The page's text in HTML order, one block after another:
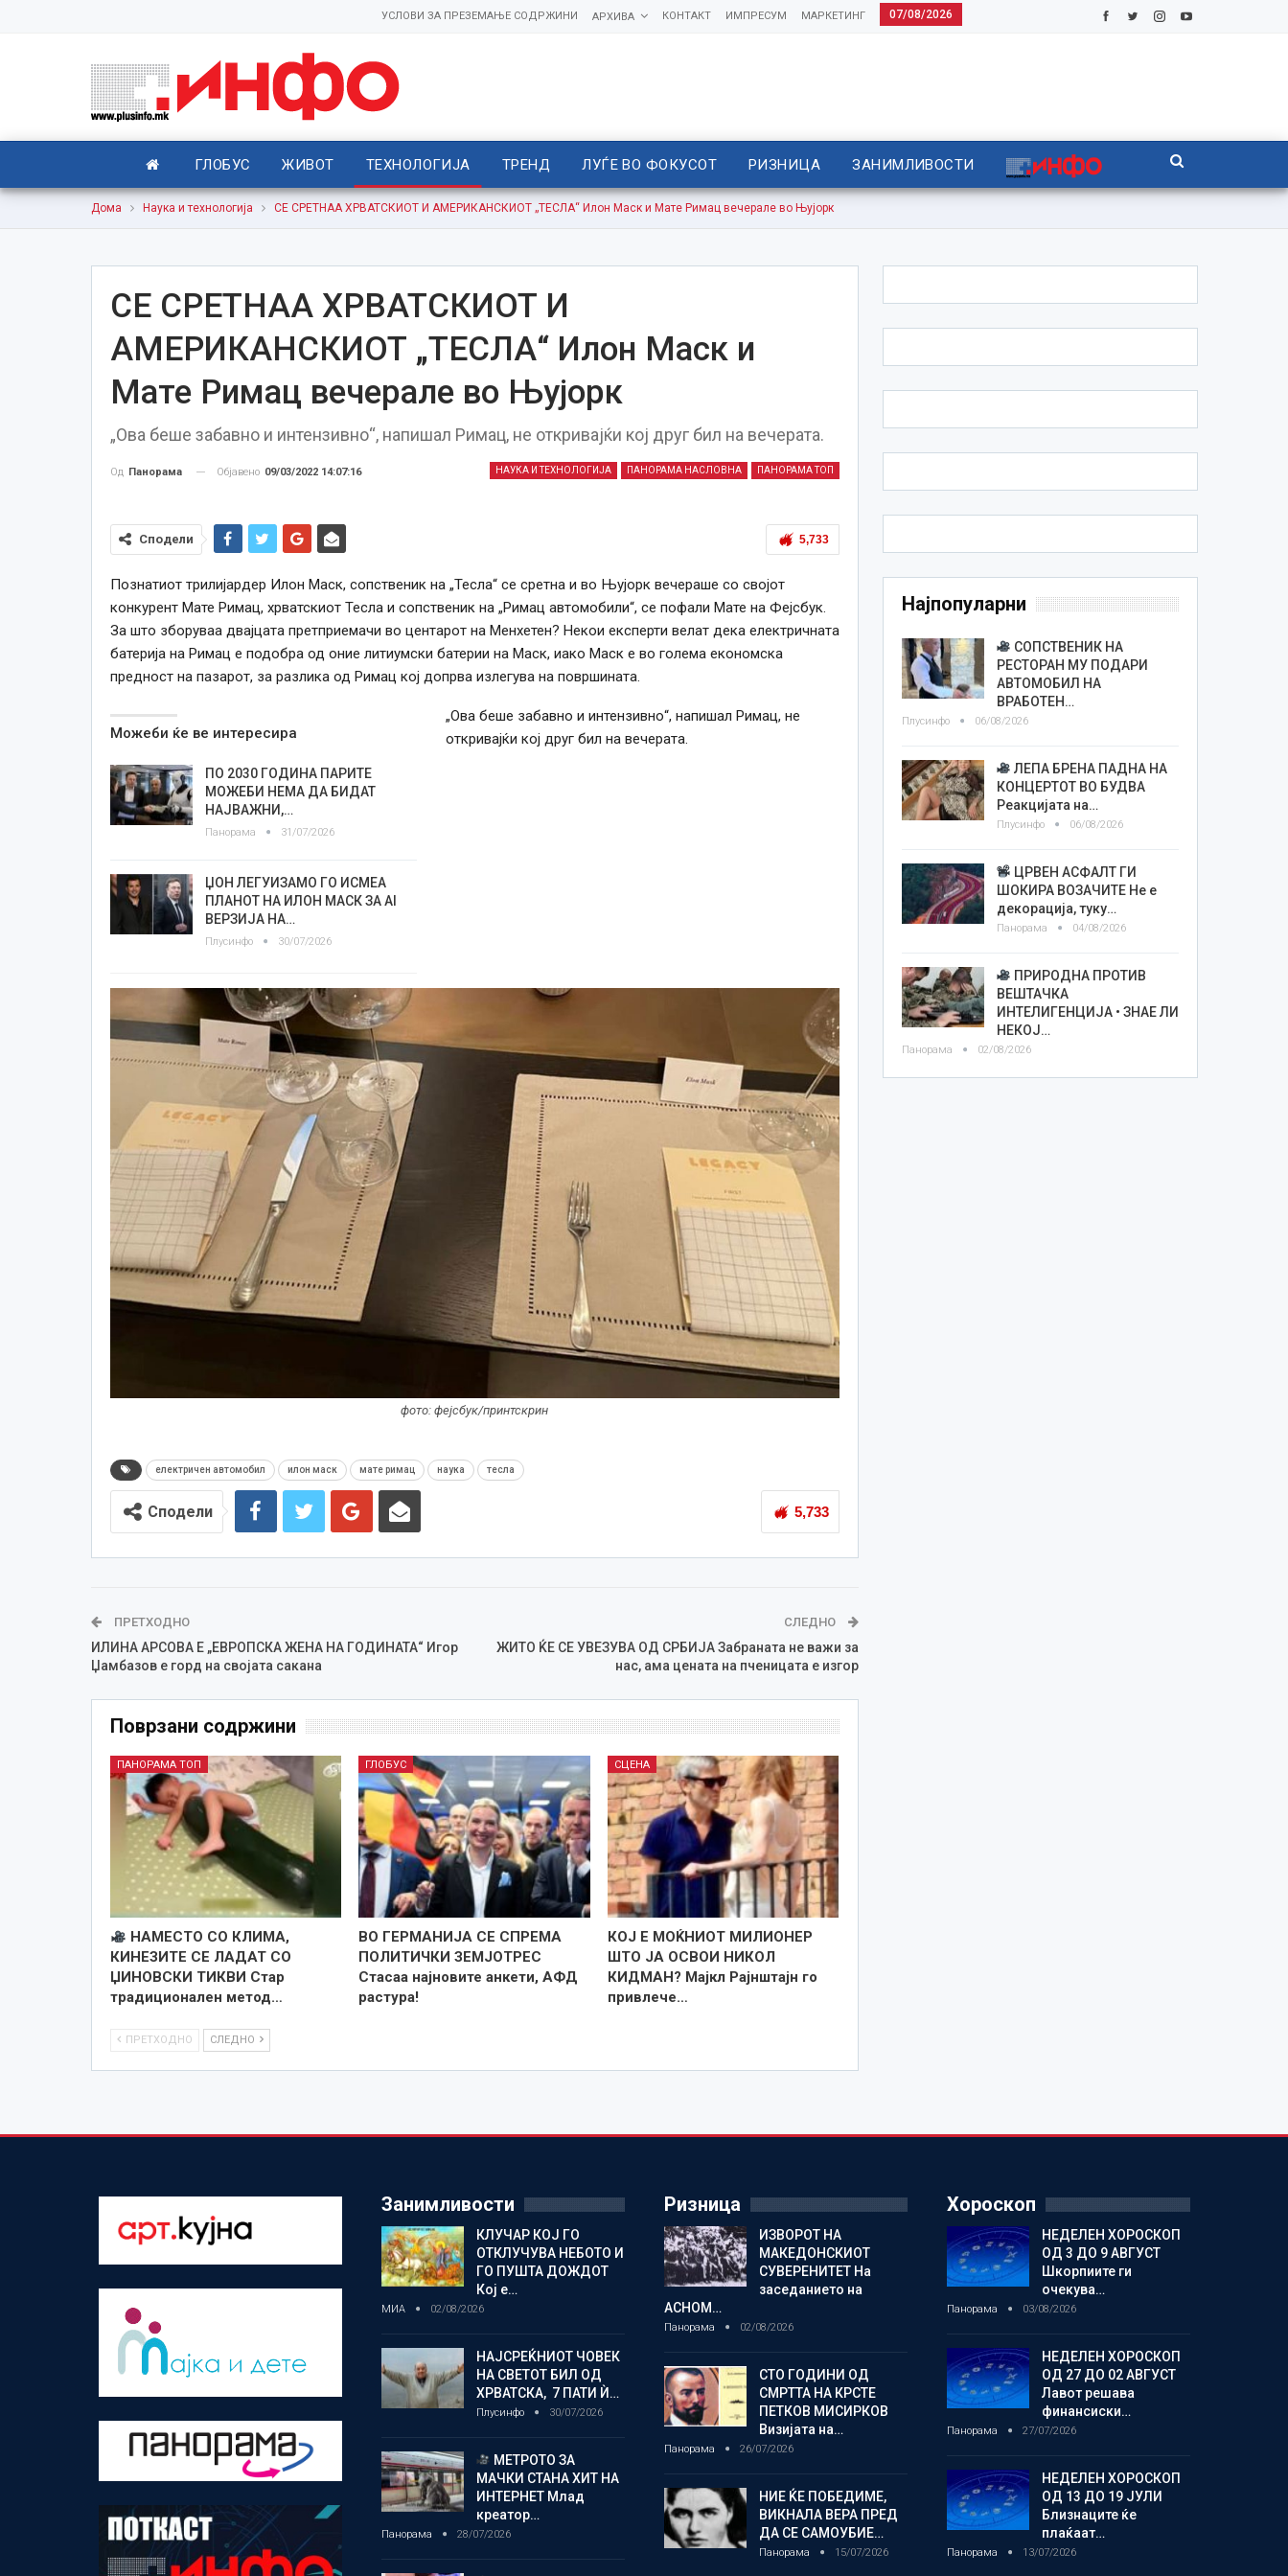
07/08/2026
МАРКЕТИНГ
ИМПРЕСУМ
КОНТАКТ
АРХИВА
УСЛОВИ ЗА ПРЕЗЕМАЊЕ СОДРЖИНИ
ГЛОБУС ЖИВОТ ТЕХНОЛОГИЈА ТРЕНД ЛУЃЕ ВО ФОКУСОТ РИЗНИЦА ЗАНИМЛИВОСТИ
Дома Наука и технологија СЕ СРЕТНАА ХРВАТСКИОТ И АМЕРИКАНСКИОТ „ТЕСЛА“ Илон Маск и Мате Римац вечерале во Њујорк
СЕ СРЕТНАА ХРВАТСКИОТ И
АМЕРИКАНСКИОТ „ТЕСЛА“ Илон Маск и
Мате Римац вечерале во Њујорк
„Ова беше забавно и интензивно“, напишал Римац, не откривајќи кој друг бил на вечерата.
НАУКА И ТЕХНОЛОГИЈА ПАНОРАМА НАСЛОВНА ПАНОРАМА ТОП
Од Панорама Објавено 09/03/2022 14:07:16
5,733
Сподели
Познатиот трилијардер Илон Маск, сопственик на „Тесла“ се сретна и во Њујорк вечераше со својот
конкурент Мате Римац, хрватскиот Тесла и сопственик на „Римац автомобили“, се пофали Мате на Фејсбук.
За што зборуваа двајцата претприемачи во центарот на Менхетен? Некои експерти велат дека електричната
батерија на Римац е подобра од оние литиумски батерии на Маск, иако Маск е во голема економска
предност на пазарот, за разлика од Римац кој допрва излегува на површината.
Можеби ќе ве интересира
ПО 2030 ГОДИНА ПАРИТЕ
МОЖЕБИ НЕМА ДА БИДАТ
НАЈВАЖНИ,…
Панорама 31/07/2026
ЏОН ЛЕГУИЗАМО ГО ИСМЕА
ПЛАНОТ НА ИЛОН МАСК ЗА AI
ВЕРЗИЈА НА…
Плусинфо 30/07/2026
„Ова беше забавно и интензивно“, напишал Римац, не
откривајќи кој друг бил на вечерата.
фото: фејсбук/принтскрин
електричен автомобил илон маск мате римац наука тесла
5,733
Сподели
ПРЕТХОДНО
ИЛИНА АРСОВА Е „ЕВРОПСКА ЖЕНА НА ГОДИНАТА“ Игор
Џамбазов е горд на својата сакана
СЛЕДНО
ЖИТО ЌЕ СЕ УВЕЗУВА ОД СРБИЈА Забраната не важи за
нас, ама цената на пченицата е изгор
Поврзани содржини
ПАНОРАМА ТОП
НАМЕСТО СО КЛИМА,
КИНЕЗИТЕ СЕ ЛАДАТ СО
ЏИНОВСКИ ТИКВИ Стар
традиционален метод…
ГЛОБУС
ВО ГЕРМАНИЈА СЕ СПРЕМА
ПОЛИТИЧКИ ЗЕМЈОТРЕС
Стасаа најновите анкети, АФД
растура!
СЦЕНА
КОЈ Е МОЌНИОТ МИЛИОНЕР
ШТО ЈА ОСВОИ НИКОЛ
КИДМАН? Мајкл Рајнштајн го
привлече…
ПРЕТХОДНО СЛЕДНО
Најпопуларни
СОПСТВЕНИК НА
РЕСТОРАН МУ ПОДАРИ
АВТОМОБИЛ НА
ВРАБОТЕН…
Плусинфо 06/08/2026
ЛЕПА БРЕНА ПАДНА НА
КОНЦЕРТОТ ВО БУДВА
Реакцијата на…
Плусинфо 06/08/2026
ЦРВЕН АСФАЛТ ГИ
ШОКИРА ВОЗАЧИТЕ Не е
декорација, туку…
Панорама 04/08/2026
ПРИРОДНА ПРОТИВ
ВЕШТАЧКА
ИНТЕЛИГЕНЦИЈА • ЗНАЕ ЛИ
НЕКОЈ…
Панорама 02/08/2026
Занимливости
КЛУЧАР КОЈ ГО
ОТКЛУЧУВА НЕБОТО И
ГО ПУШТА ДОЖДОТ
Кој е…
МИА 02/08/2026
НАЈСРЕЌНИОТ ЧОВЕК
НА СВЕТОТ БИЛ ОД
ХРВАТСКА, 7 ПАТИ Ѝ…
Плусинфо 30/07/2026
МЕТРОТО ЗА
МАЧКИ СТАНА ХИТ НА
ИНТЕРНЕТ Млад
креатор…
Панорама 28/07/2026
Ризница
ИЗВОРОТ НА
МАКЕДОНСКИОТ
СУВЕРЕНИТЕТ На
заседанието на
АСНОМ…
Панорама 02/08/2026
СТО ГОДИНИ ОД
СМРТТА НА КРСТЕ
ПЕТКОВ МИСИРКОВ
Визијата на…
Панорама 26/07/2026
НИЕ ЌЕ ПОБЕДИМЕ,
ВИКНАЛА ВЕРА ПРЕД
ДА СЕ САМОУБИЕ…
Панорама 15/07/2026
Хороскоп
НЕДЕЛЕН ХОРОСКОП
ОД 3 ДО 9 АВГУСТ
Шкорпиите ги
очекува…
Панорама 03/08/2026
НЕДЕЛЕН ХОРОСКОП
ОД 27 ДО 02 АВГУСТ
Лавот решава
финансиски…
Панорама 27/07/2026
НЕДЕЛЕН ХОРОСКОП
ОД 13 ДО 19 ЈУЛИ
Близнаците ќе
плаќаат…
Панорама 13/07/2026